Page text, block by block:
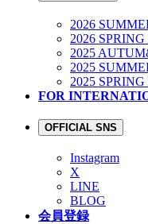
2026
2026
2025
2025
2025
FOR
OFFICIAL SNS
Instagram
X
LINE
BLOG
会員登録